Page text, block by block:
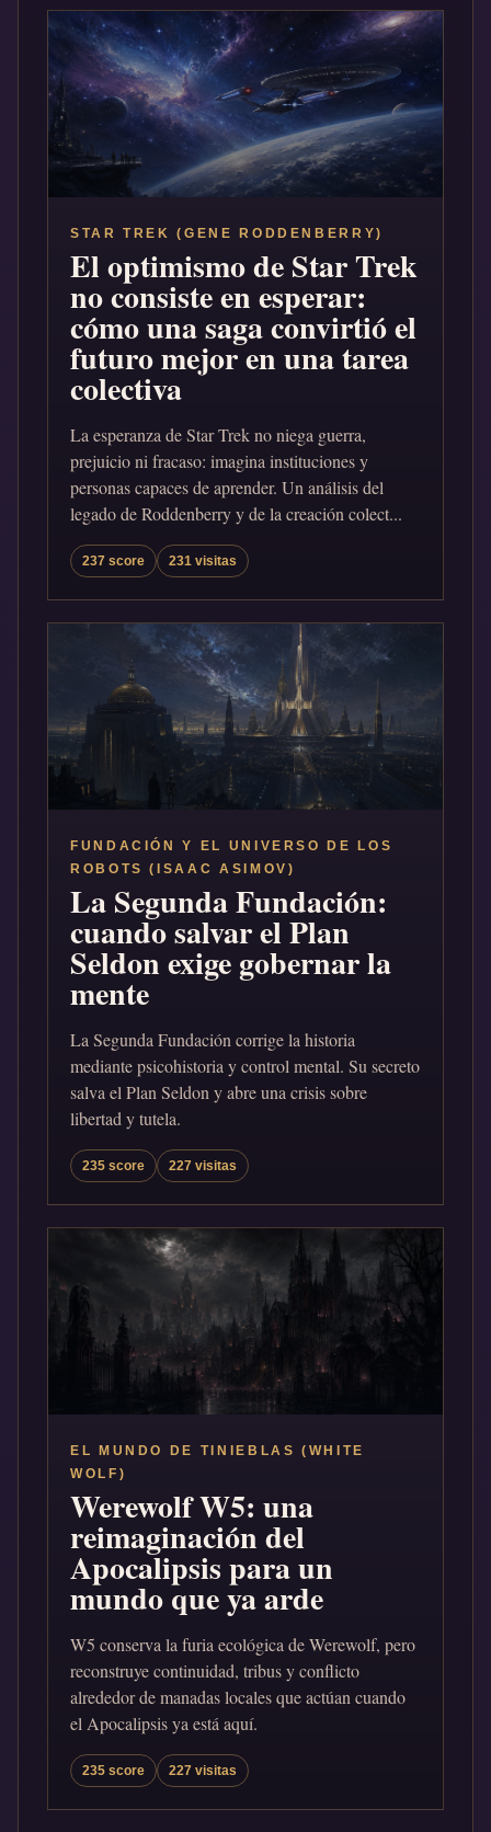
STAR TREK (GENE RODDENBERRY)
El optimismo de Star Trek
no consiste en esperar:
cómo una saga convirtió el
futuro mejor en una tarea
colectiva
La esperanza de Star Trek no niega guerra,
prejuicio ni fracaso: imagina instituciones y
personas capaces de aprender. Un análisis del
legado de Roddenberry y de la creación colect...
237 score 231 visitas
FUNDACIÓN Y EL UNIVERSO DE LOS
ROBOTS (ISAAC ASIMOV)
La Segunda Fundación:
cuando salvar el Plan
Seldon exige gobernar la
mente
La Segunda Fundación corrige la historia
mediante psicohistoria y control mental. Su secreto
salva el Plan Seldon y abre una crisis sobre
libertad y tutela.
235 score 227 visitas
EL MUNDO DE TINIEBLAS (WHITE
WOLF)
Werewolf W5: una
reimaginación del
Apocalipsis para un
mundo que ya arde
W5 conserva la furia ecológica de Werewolf, pero
reconstruye continuidad, tribus y conflicto
alrededor de manadas locales que actúan cuando
el Apocalipsis ya está aquí.
235 score 227 visitas